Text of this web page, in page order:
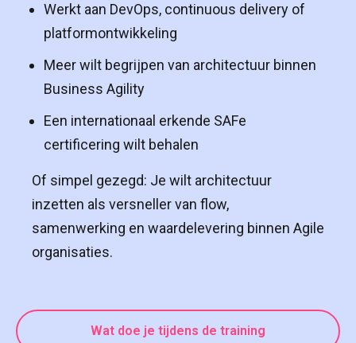
Wat doe je tijdens de training
Werkt aan DevOps, continuous delivery of
platformontwikkeling
Meer wilt begrijpen van architectuur binnen
Business Agility
Een internationaal erkende SAFe
certificering wilt behalen
Of simpel gezegd: Je wilt architectuur
inzetten als versneller van flow,
samenwerking en waardelevering binnen Agile
organisaties.